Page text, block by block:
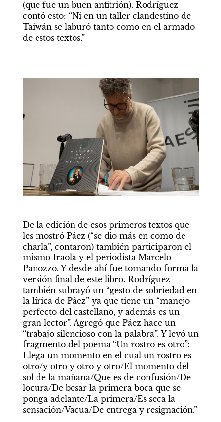
(que fue un buen anfitrión). Rodríguez
contó esto: “Ni en un taller clandestino de
Taiwán se laburó tanto como en el armado
de estos textos.”
De la edición de esos primeros textos que
les mostró Páez (“se dio más en como de
charla”, contaron) también participaron el
mismo Iraola y el periodista Marcelo
Panozzo. Y desde ahí fue tomando forma la
versión final de este libro. Rodríguez
también subrayó un “gesto de sobriedad en
la lírica de Páez” ya que tiene un “manejo
perfecto del castellano, y además es un
gran lector”. Agregó que Páez hace un
“trabajo silencioso con la palabra”. Y leyó un
fragmento del poema “Un rostro es otro”:
Llega un momento en el cual un rostro es
otro/y otro y otro y otro/El momento del
sol de la mañana/Que es de confusión/De
locura/De besar la primera boca que se
ponga adelante/La primera/Es seca la
sensación/Vacua/De entrega y resignación.”